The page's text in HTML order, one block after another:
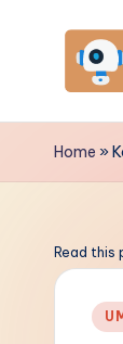
contentV
is
a
Home »
Read this